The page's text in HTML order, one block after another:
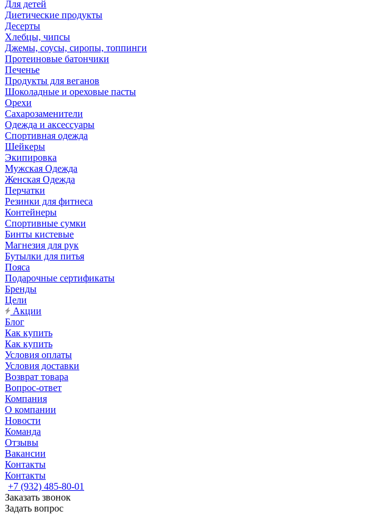
Для детей
Диетические продукты
Десерты
Хлебцы, чипсы
Джемы, соусы, сиропы, топпинги
Протеиновые батончики
Печенье
Продукты для веганов
Шоколадные и ореховые пасты
Орехи
Сахарозаменители
Одежда и аксессуары
Спортивная одежда
Шейкеры
Экипировка
Мужская Одежда
Женская Одежда
Перчатки
Резинки для фитнеса
Контейнеры
Спортивные сумки
Бинты кистевые
Магнезия для рук
Бутылки для питья
Пояса
Подарочные сертификаты
Бренды
Цели
Акции
Блог
Как купить
Как купить
Условия оплаты
Условия доставки
Возврат товара
Вопрос-ответ
Компания
О компании
Новости
Команда
Отзывы
Вакансии
Контакты
Контакты
+7 (932) 485-80-01
Заказать звонок
Задать вопрос